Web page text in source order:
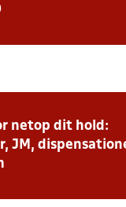
netop dit hold:
JM,